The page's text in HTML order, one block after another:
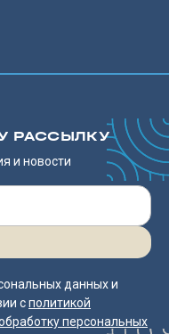
РАССЫЛКУ
и новости
данных и
сполитикой
персональных